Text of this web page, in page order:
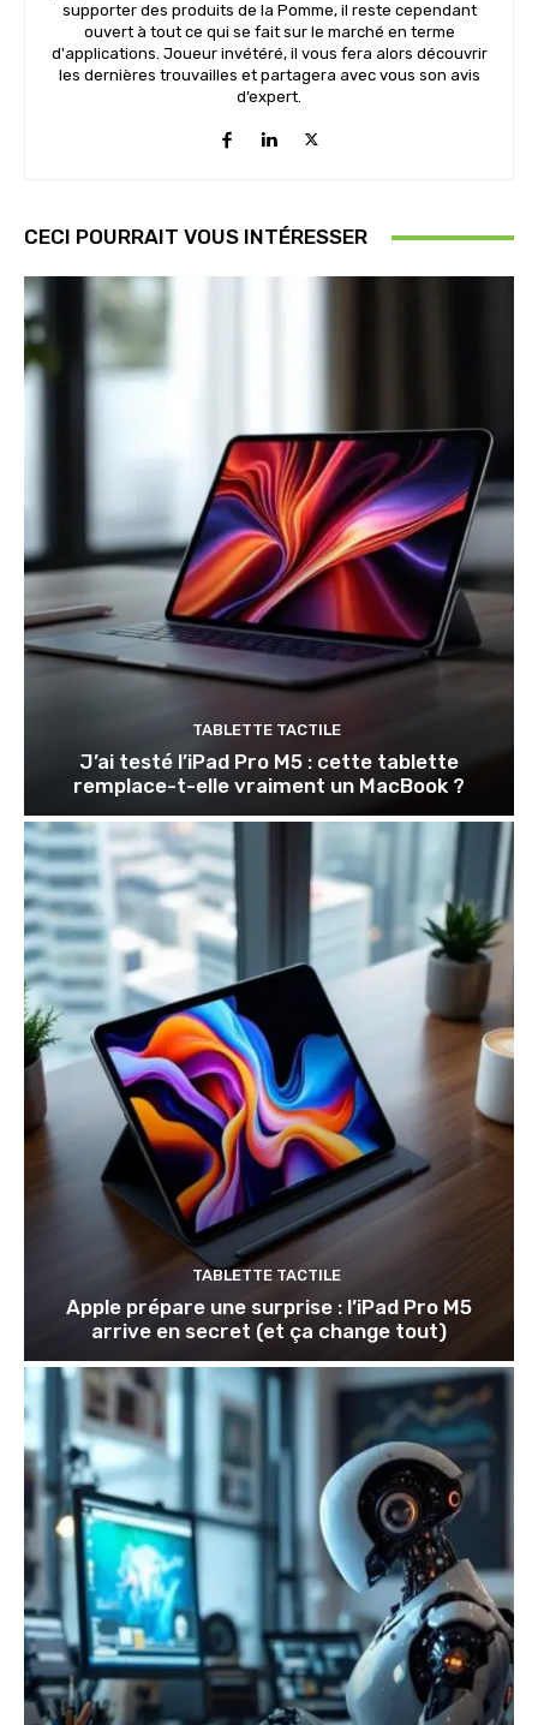
supporter des produits de la Pomme, il reste cependant
ouvert à tout ce qui se fait sur le marché en terme
d'applications. Joueur invétéré, il vous fera alors découvrir
les dernières trouvailles et partagera avec vous son avis
d’expert.
CECI POURRAIT VOUS INTÉRESSER
TABLETTE TACTILE
J’ai testé l’iPad Pro M5 : cette tablette
remplace-t-elle vraiment un MacBook ?
TABLETTE TACTILE
Apple prépare une surprise : l’iPad Pro M5
arrive en secret (et ça change tout)